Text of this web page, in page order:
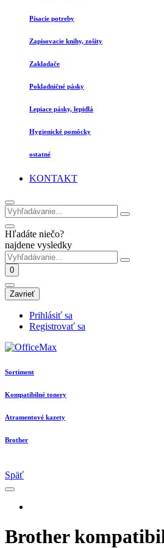
Písacie potreby
Zapisovacie knihy, zošity
Zakladače
Pokladničné pásky
Lepiace pásky, lepidlá
Hygienické pomôcky
ostatné
KONTAKT
Hľadáte niečo?
najdene vysledky
0
Zavrieť
Prihlásiť sa
Registrovať sa
Sortiment
Kompatibilné tonery
Atramentové kazety
Brother
Späť
Brother